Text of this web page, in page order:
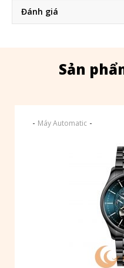
Đánh giá
Sản
- Máy Automatic -